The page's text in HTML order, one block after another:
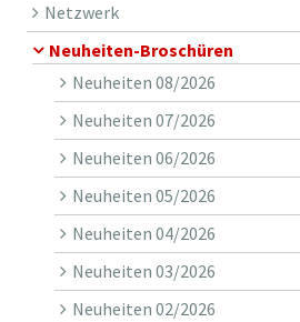
Netzwerk
Neuheiten-Broschüren
Neuheiten 08/2026
Neuheiten 07/2026
Neuheiten 06/2026
Neuheiten 05/2026
Neuheiten 04/2026
Neuheiten 03/2026
Neuheiten 02/2026